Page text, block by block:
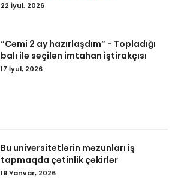
22 İyul, 2026
“Cəmi 2 ay hazırlaşdım” - Topladığı
balı ilə seçilən imtahan iştirakçısı
17 İyul, 2026
Bu universitetlərin məzunları iş
tapmaqda çətinlik çəkirlər
19 Yanvar, 2026